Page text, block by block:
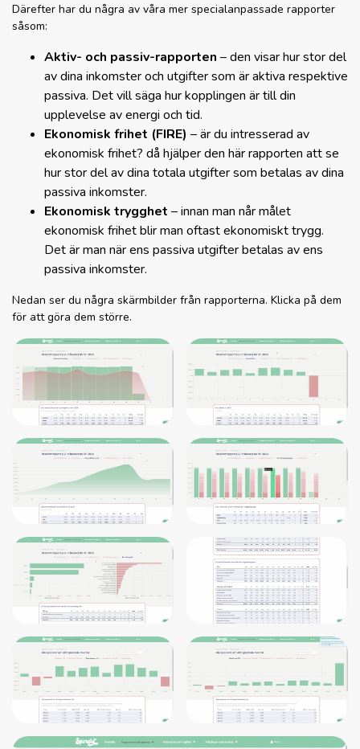
Därefter har du några av våra mer specialanpassade rapporter
såsom:
Aktiv- och passiv-rapporten – den visar hur stor del
av dina inkomster och utgifter som är aktiva respektive
passiva. Det vill säga hur kopplingen är till din
upplevelse av energi och tid.
Ekonomisk frihet (FIRE) – är du intresserad av
ekonomisk frihet? då hjälper den här rapporten att se
hur stor del av dina totala utgifter som betalas av dina
passiva inkomster.
Ekonomisk trygghet – innan man når målet
ekonomisk frihet blir man oftast ekonomiskt trygg.
Det är man när ens passiva utgifter betalas av ens
passiva inkomster.
Nedan ser du några skärmbilder från rapporterna. Klicka på dem
för att göra dem större.